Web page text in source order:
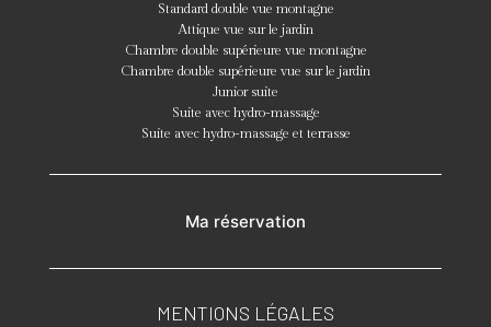
Standard double vue montagne
Attique vue sur le jardin
Chambre double supérieure vue montagne
Chambre double supérieure vue sur le jardin
Junior suite
Suite avec hydro-massage
Suite avec hydro-massage et terrasse
Ma réservation
MENTIONS LÉGALES